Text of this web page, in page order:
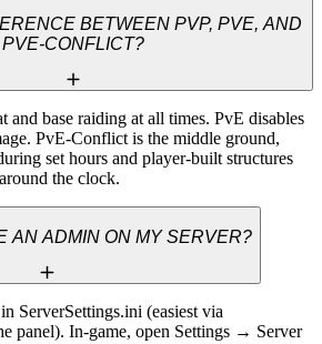
BETWEEN PVP, PVE, AND
PVE-CONFLICT?
and base raiding at all times. PvE disables
PvE-Conflict is the middle ground,
set hours and player-built structures
the clock.
AN ADMIN ON MY SERVER?
ServerSettings.ini (easiest via
panel). In-game, open Settings → Server